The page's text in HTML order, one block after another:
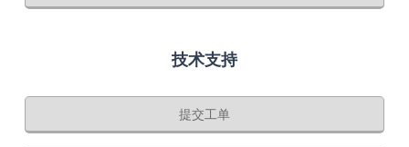
技术支持
提交工单